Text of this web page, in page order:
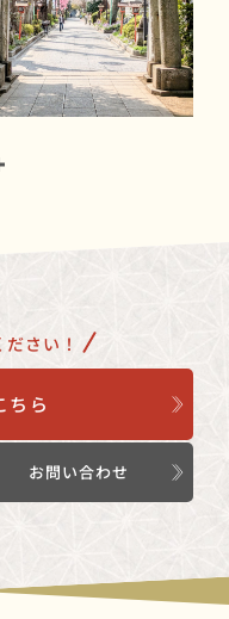
さい！
ちら
お問い合わせ